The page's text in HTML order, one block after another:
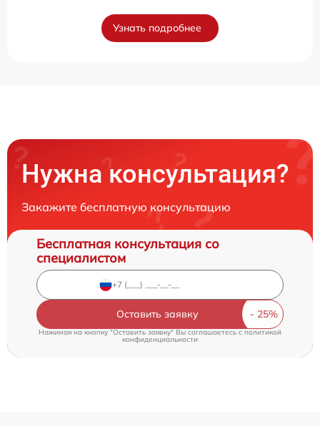
Узнать подробнее
Нужна консультация?
Закажите бесплатную консультацию
Бесплатная консультация со
специалистом
Оставить заявку
Нажимая на кнопку "Оставить заявку" Вы соглашаетесь cполитикой
конфиденциальности